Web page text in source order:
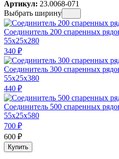
Артикул: 23.0068-071
Выбрать ширину
Соединитель 200 спаренных
55x25x280
340 ₽
Соединитель 300 спаренных
55x25x380
440 ₽
Соединитель 500 спаренных
55x25x580
700 ₽
600 ₽
Купить